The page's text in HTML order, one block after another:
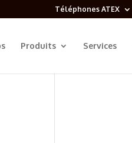
Téléphones ATEX
Produits Services